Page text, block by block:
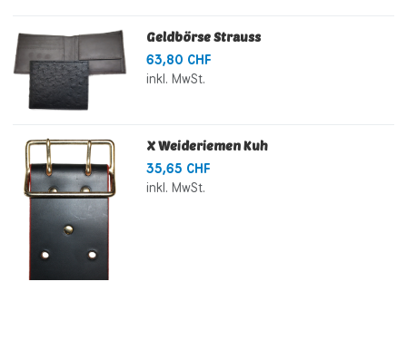
Geldbörse Strauss
63,80 CHF
inkl. MwSt.
X Weideriemen Kuh
35,65 CHF
inkl. MwSt.